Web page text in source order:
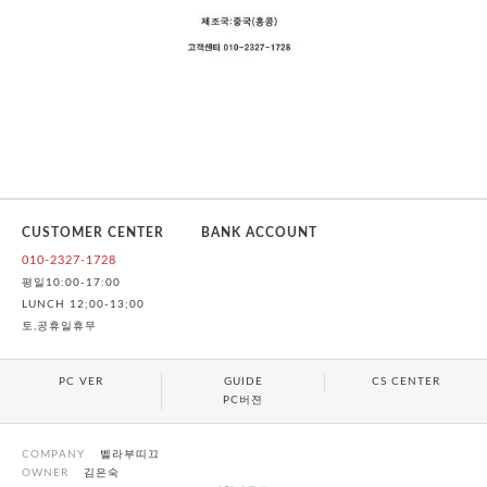
CUSTOMER CENTER
010-2327-1728
평일10:00-17:00
LUNCH 12;00-13;00
토,공휴일휴무
BANK ACCOUNT
PC VER GUIDE
CS CENTER
PC버젼
COMPANY
벨라부띠끄
OWNER
김은숙